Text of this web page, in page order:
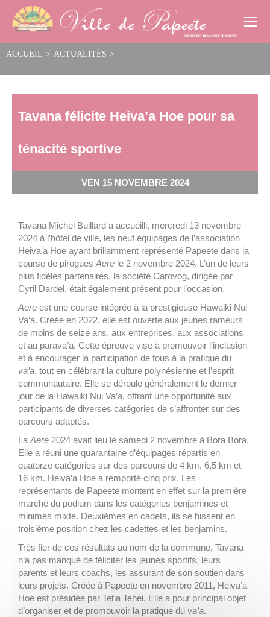
ACCUEIL > ACTUALITÉS >
Tavana félicite Heiva’a Hoe pour sa
ténacité sportive
VEN 15 NOVEMBRE 2024
Tavana Michel Buillard a accueilli, mercredi 13 novembre
2024 à l’hôtel de ville, les neuf équipages de l’association
Heiva’a Hoe ayant brillamment représenté Papeete dans la
course de pirogues Aere le 2 novembre 2024. L’un de leurs
plus fidèles partenaires, la société Carovog, dirigée par
Cyril Dardel, était également présent pour l’occasion.
Aere est une course intégrée à la prestigieuse Hawaiki Nui
Va’a. Créée en 2022, elle est ouverte aux jeunes rameurs
de moins de seize ans, aux entreprises, aux associations
et au parava’a. Cette épreuve vise à promouvoir l’inclusion
et à encourager la participation de tous à la pratique du
va’a, tout en célébrant la culture polynésienne et l’esprit
communautaire. Elle se déroule généralement le dernier
jour de la Hawaiki Nui Va’a, offrant une opportunité aux
participants de diverses catégories de s’affronter sur des
parcours adaptés.
La Aere 2024 avait lieu le samedi 2 novembre à Bora Bora.
Elle a réuni une quarantaine d’équipages répartis en
quatorze catégories sur des parcours de 4 km, 6,5 km et
16 km. Heiva’a Hoe a remporté cinq prix. Les
représentants de Papeete montent en effet sur la première
marche du podium dans les catégories benjamines et
minimes mixte. Deuxièmes en cadets, ils se hissent en
troisième position chez les cadettes et les benjamins.
Très fier de ces résultats au nom de la commune, Tavana
n’a pas manqué de féliciter les jeunes sportifs, leurs
parents et leurs coachs, les assurant de son soutien dans
leurs projets. Créée à Papeete en novembre 2011, Heiva’a
Hoe est présidée par Tetia Tehei. Elle a pour principal objet
d’organiser et de promouvoir la pratique du va’a.
Cookies management panel